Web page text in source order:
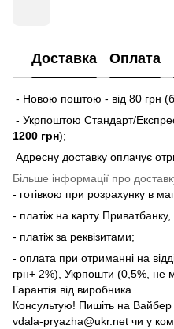
Доставка Оплата
- Новою поштою - від 80 грн
- Укрпоштою Стандарт/
1200 грн);
Адресну доставку оплачує
Більше інформації про
- готівкою при розрахунку в
- платіж на карту
- платіж за реквізитами;
- оплата при отриманні на
грн+ 2%), Укрпошти (0,5%, не
Гарантія від виробника.
Консультую! Пишіть на
vdala-pryazha@ukr.net чи у